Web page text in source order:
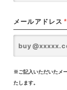
メールアドレス *
※ご記入いただいたメ
たします。